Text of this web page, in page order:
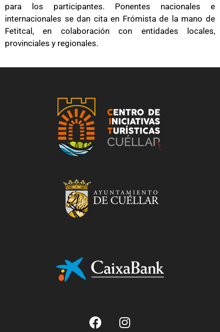
para los participantes. Ponentes nacionales e
internacionales se dan cita en Frómista de la mano de
Fetitcal, en colaboración con entidades locales,
provinciales y regionales.